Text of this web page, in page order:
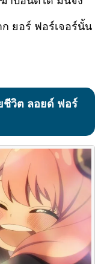
ยอร์ ฟอร์เจอร์นั้น
ชีวิต ลอยด์ ฟอร์